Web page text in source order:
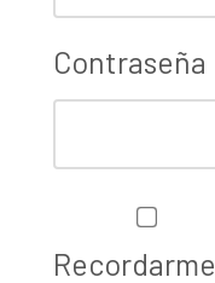
Contraseña
Recordarme